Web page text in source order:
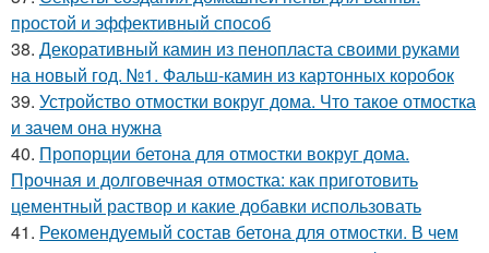
простой и эффективный способ
38. Декоративный камин из пенопласта своими руками
на новый год. №1. Фальш-камин из картонных коробок
39. Устройство отмостки вокруг дома. Что такое отмостка
и зачем она нужна
40. Пропорции бетона для отмостки вокруг дома.
Прочная и долговечная отмостка: как приготовить
цементный раствор и какие добавки использовать
41. Рекомендуемый состав бетона для отмостки. В чем